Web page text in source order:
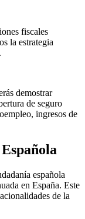
fiscales
la estrategia
demostrar
de seguro
ingresos de
española
en España. Este
de la